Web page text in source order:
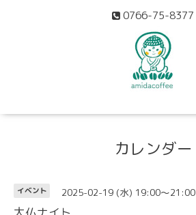
0766-75-8377
カレンダー
イベント 2025-02-19 (水) 19:00～21:00